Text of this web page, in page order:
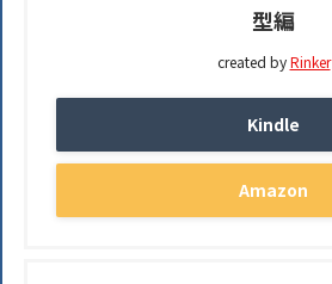
型編
created byRinker
Kindle
Amazon